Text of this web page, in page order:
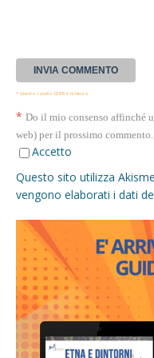
* Questa casella GDPR è richiesta
* Do il mio consenso affinché
web) per il prossimo commento.
Accetto
Questo sito utilizza
vengono elaborati i dati